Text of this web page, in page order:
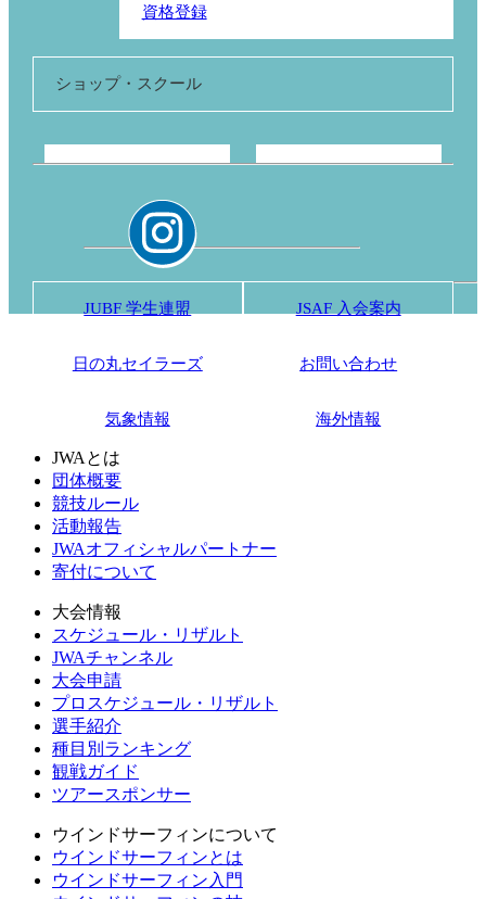
資格登録
ショップ・スクール
JUBF 学生連盟 JSAF 入会案内
日の丸セイラーズ お問い合わせ
気象情報 海外情報
JWAとは
団体概要
競技ルール
活動報告
JWAオフィシャルパートナー
寄付について
大会情報
スケジュール・リザルト
JWAチャンネル
大会申請
プロスケジュール・リザルト
選手紹介
種目別ランキング
観戦ガイド
ツアースポンサー
ウインドサーフィンについて
ウインドサーフィンとは
ウインドサーフィン入門